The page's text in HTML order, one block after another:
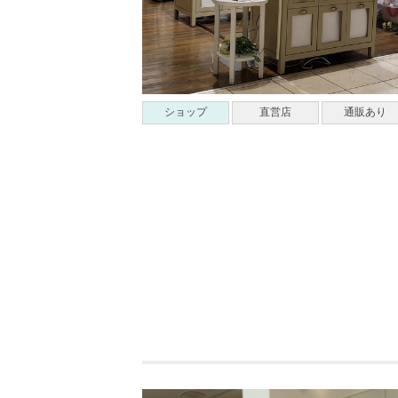
ショップ 直営店 通販あり